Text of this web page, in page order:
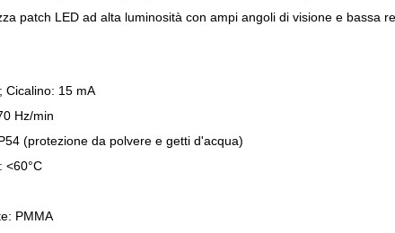
patch LED ad alta luminosità con ampi angoli di visione e bassa
Cicalino: 15 mA
Hz/min
(protezione da polvere e getti d'acqua)
: <60°C
PMMA